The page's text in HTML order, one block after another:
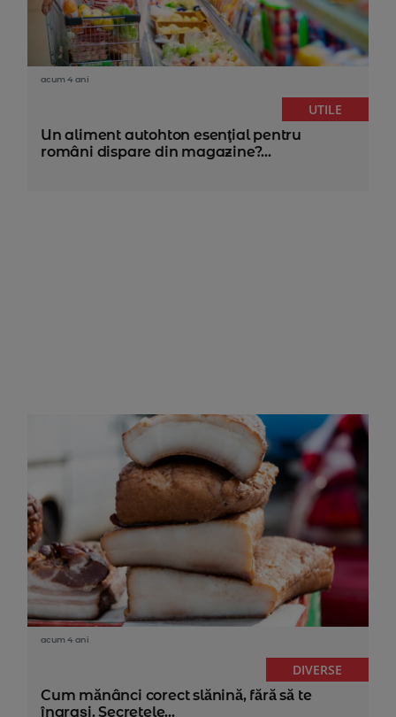
acum 4 ani
UTILE
Un aliment autohton esenţial pentru
români dispare din magazine?...
acum 4 ani
DIVERSE
Cum mănânci corect slănină, fără să te
îngraşi. Secretele...